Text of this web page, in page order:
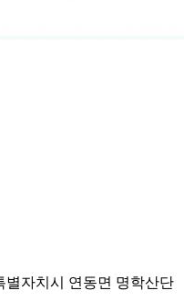
별자치시 연동면 명학산단